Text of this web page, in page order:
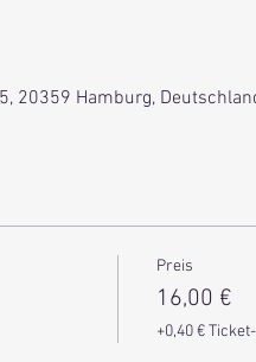
20359 Hamburg,
Preis
16,00 €
+0,40 €